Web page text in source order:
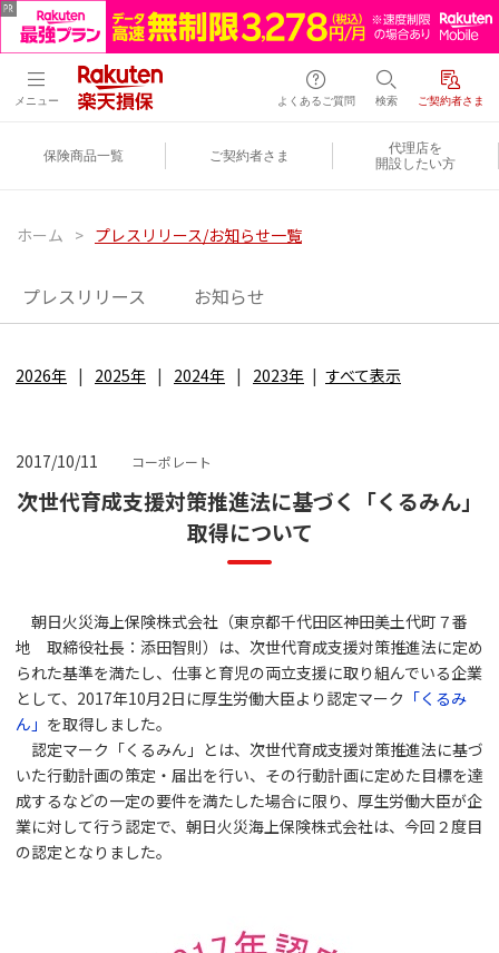
メニュー よくあるご質問 検索 ご契約者さま
保険商品一覧 ご契約者さま
代理店を
開設したい方
ホーム > プレスリリース/お知らせ一覧
プレスリリース お知らせ
2026年 2025年 2024年 2023年 すべて表示
2017/10/11 コーポレート
次世代育成支援対策推進法に基づく「くるみん」
取得について
朝日火災海上保険株式会社（東京都千代田区神田美土代町７番
地 取締役社長：添田智則）は、次世代育成支援対策推進法に定め
られた基準を満たし、仕事と育児の両立支援に取り組んでいる企業
として、2017年10月2日に厚生労働大臣より認定マーク 「くるみ
ん」 を取得しました。
認定マーク「くるみん」とは、次世代育成支援対策推進法に基づ
いた行動計画の策定・届出を行い、その行動計画に定めた目標を達
成するなどの一定の要件を満たした場合に限り、厚生労働大臣が企
業に対して行う認定で、朝日火災海上保険株式会社は、今回２度目
の認定となりました。